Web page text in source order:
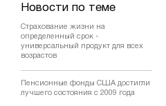
Новости по теме
Страхование жизни на
определенный срок -
универсальный продукт для всех
возрастов
Пенсионные фонды США достигли
лучшего состояния с 2009 года